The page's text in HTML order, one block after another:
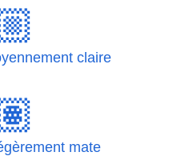
claire
mate